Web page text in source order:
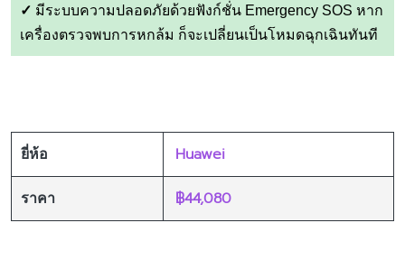
✓ มีระบบความปลอดภัยด้วยฟังก์ชั่น Emergency SOS หาก
เครื่องตรวจพบการหกล้ม ก็จะเปลี่ยนเป็นโหมดฉุกเฉินทันที
ยี่ห้อ Huawei
ราคา ฿44,080